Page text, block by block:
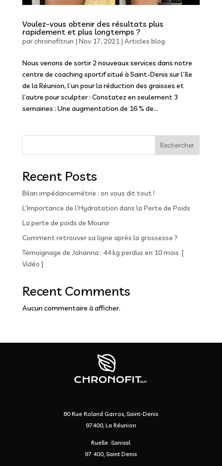
Voulez-vous obtenir des résultats plus
rapidement et plus longtemps ?
parchronofitrun | Nov 17, 2021| Articles blog
Nous venons de sortir 2 nouveaux services dans notre
centre de coaching sportif situé à Saint-Denis sur l’île
de la Réunion, l’un pour la réduction des graisses et
l’autre pour sculpter : Constatez en seulement 3
semaines : Une augmentation de 16 % de...
Rechercher
Recent Posts
Bilan impédancemétrie : on vous dit tout !
L’Importance de l’Hydratation dans la Perte de Poids
La perte de poids de Mounir
Comment retrouver sa ligne après la grossesse ?
Témoignage de Johanna : 44 kg perdus en 10 mois [
Vidéo ]
Recent Comments
Aucun commentaire à afficher.
80 Rue Roland Garros, Saint-Denis
97400, La Réunion
Ruelle Sanisal
97 400, Saint Denis